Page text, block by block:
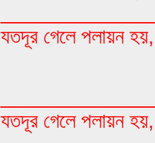
যতদূর গেলে পলায়ন
যতদূর গেলে পলায়ন